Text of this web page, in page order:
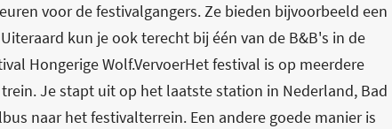
voor de festivalgangers. Ze bieden bijvoorbeeld een
kun je ook terecht bij één van de B&B's in de
Hongerige Wolf.VervoerHet festival is op meerdere
Je stapt uit op het laatste station in Nederland, Bad
naar het festivalterrein. Een andere goede manier is